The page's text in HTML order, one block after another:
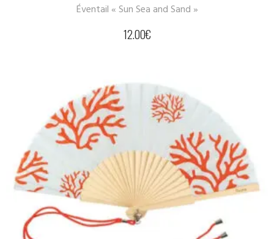
Éventail « Sun Sea and Sand »
12.00€